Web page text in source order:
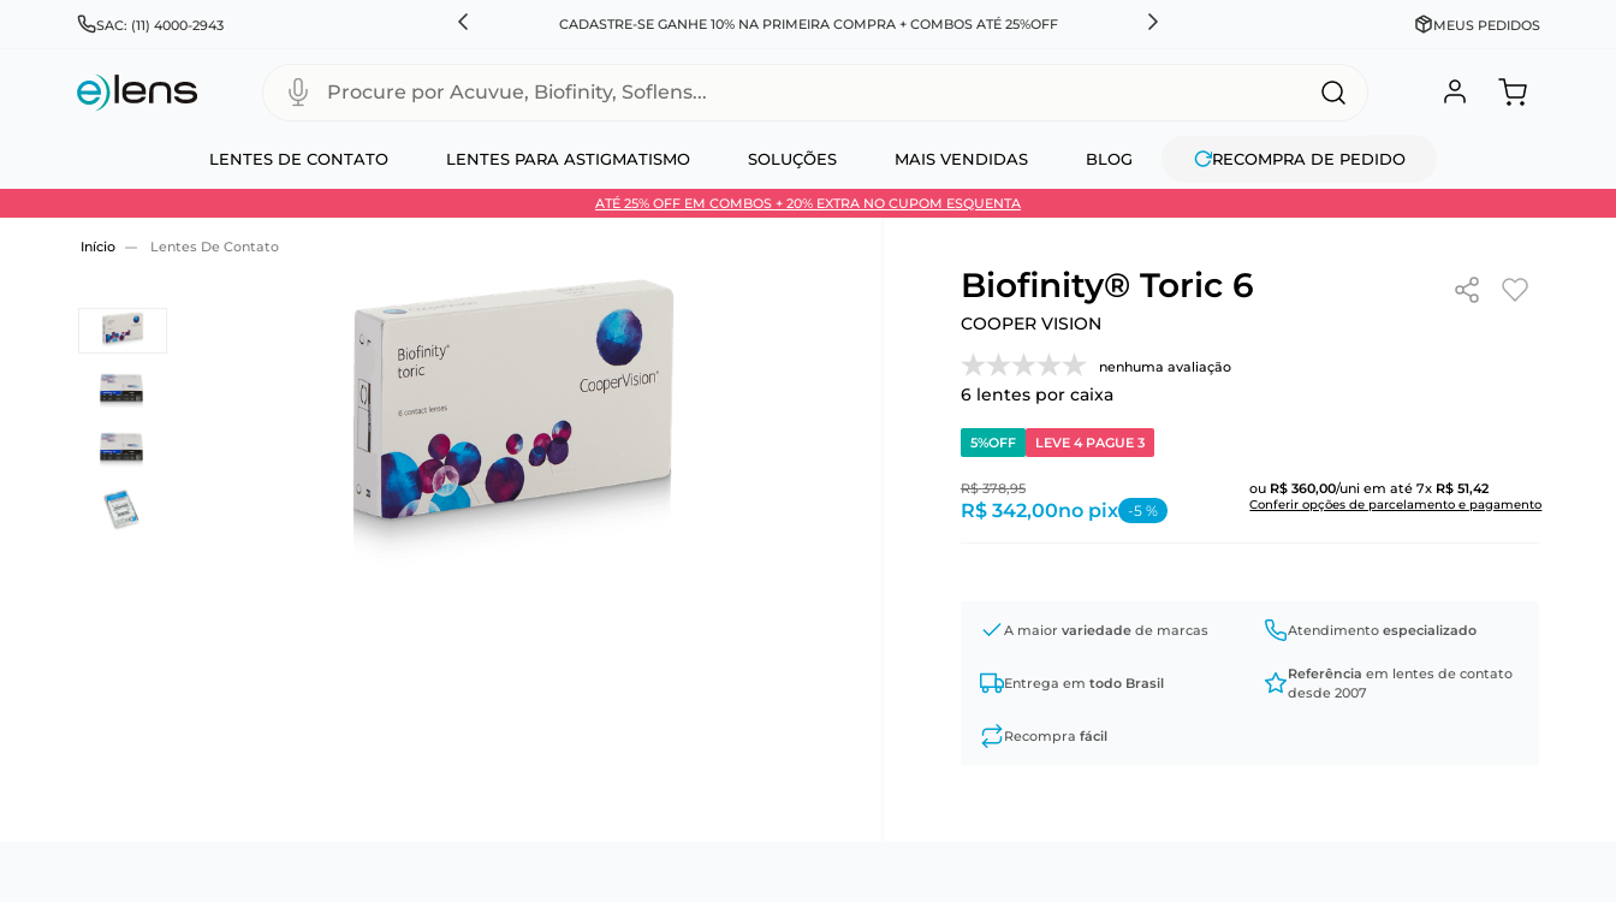
SAC: (11) 4000-2943
PARA TODO BRASIL E EXPRESSO PARA CAPITAIS CADASTRE-SE GANHE 10% NA PRIMEIRA COMPRA + COMBOS ATÉ 25%OFF DESCONTO NO PIX OU À VISTA + PARCELAMENTO EM
MEUS PEDIDOS
LENTES DE CONTATO LENTES PARA ASTIGMATISMO SOLUÇÕES MAIS VENDIDAS BLOG RECOMPRA DE PEDIDO
Procure por Acuvue, Biofinity, Soflens...
ATÉ 25% OFF EM COMBOS + 20% EXTRA NO CUPOM ESQUENTA
Use 30HOJE e ganhe 30% OFF + economia extra no Pix
Lentes De Contato
Biofinity® Toric 6
COOPER VISION
nenhuma avaliação
6lentes por caixa
5%OFF LEVE 4 PAGUE 3
ou R$ 360,00/uni em até7x R$ 51,42
Conferir opções de parcelamento e pagamento
R$ 378,95
R$ 342,00no pix -5%
A maior variedadede marcas Atendimentoespecializado
Entrega em todo Brasil
Referência em lentes de contato
desde 2007
Recompra fácil